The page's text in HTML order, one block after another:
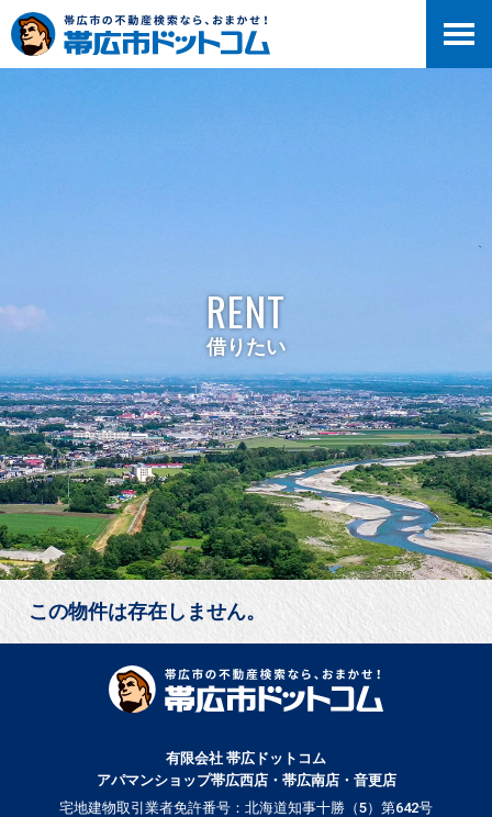
RENT
借りたい
この物件は存在しません。
有限会社 帯広ドットコム
アパマンショップ帯広西店・帯広南店・音更店
宅地建物取引業者免許番号：北海道知事十勝（5）第642号